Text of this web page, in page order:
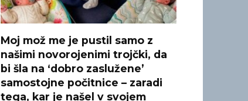
Moj mož me je pustil samo z
našimi novorojenimi trojčki, da
bi šla na ‘dobro zaslužene’
samostojne počitnice – zaradi
tega, kar je našel v svojem